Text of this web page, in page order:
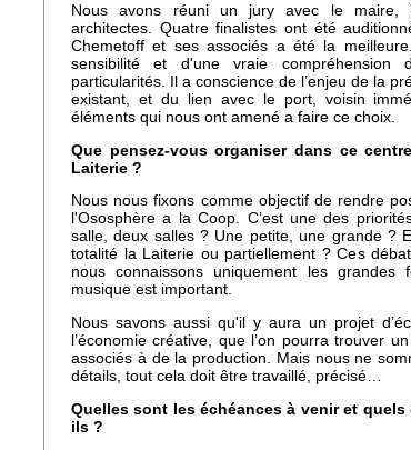
Nous avons réuni un jury avec le maire,
architectes. Quatre finalistes ont été
Chemetoff et ses associés a été la
sensibilité et d'une vraie
particularités. Il a conscience de l’enjeu de la
existant, et du lien avec le port, voisin
éléments qui nous ont amené a faire ce choix.
Que pensez-vous organiser dans ce
Laiterie ?
Nous nous fixons comme objectif de rendre
l'Ososphère a la Coop. C’est une des
salle, deux salles ? Une petite, une grande ?
totalité la Laiterie ou partiellement ? Ces
nous connaissons uniquement les
musique est important.
Nous savons aussi qu'il y aura un projet
l’économie créative, que l’on pourra trouver
associés à de la production. Mais nous ne
détails, tout cela doit être travaillé, précisé…
Quelles sont les échéances à venir et
ils ?